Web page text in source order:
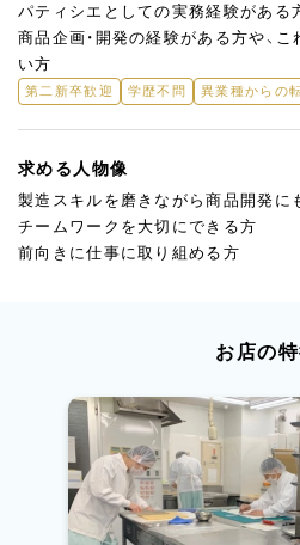
パティシエとしての実務経験がある
商品企画・開発の経験がある方や、
い方
第二新卒歓迎 学歴不問 異業種からの
求める人物像
製造スキルを磨きながら商品開発に
チームワークを大切にできる方
前向きに仕事に取り組める方
お店の